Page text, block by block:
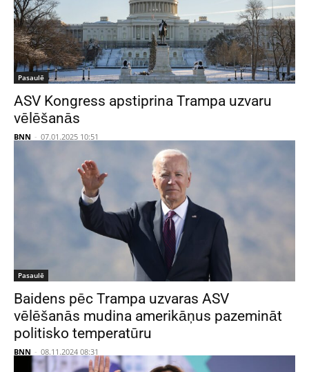
Pasaulē
ASV Kongress apstiprina Trampa uzvaru
vēlēšanās
BNN - 07.01.2025 10:51
Pasaulē
Baidens pēc Trampa uzvaras ASV
vēlēšanās mudina amerikāņus pazemināt
politisko temperatūru
BNN - 08.11.2024 08:31